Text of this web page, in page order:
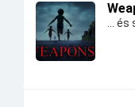
... és